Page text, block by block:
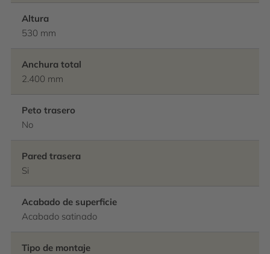
Altura
530 mm
Anchura total
2.400 mm
Peto trasero
No
Pared trasera
Si
Acabado de superficie
Acabado satinado
Tipo de montaje